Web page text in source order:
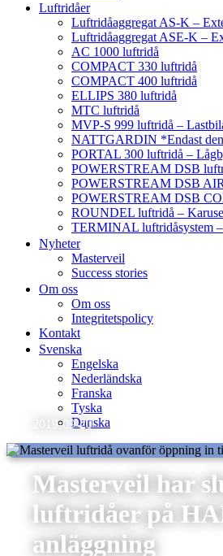
Luftridåer
Luftridåaggregat AS-K –
Luftridåaggregat ASE-K –
AC 1000 luftridå
COMPACT 330 luftridå
COMPACT 400 luftridå
ELLIPS 380 luftridå
MTC luftridå
MVP-S 999 luftridå –
NATTGARDIN *Endast den
PORTAL 300 luftridå –
POWERSTREAM DSB
POWERSTREAM DSB
POWERSTREAM DSB
ROUNDEL luftridå –
TERMINAL luftridåsystem
Nyheter
Masterveil
Success stories
Om oss
Om oss
Integritetspolicy
Kontakt
Svenska
Engelska
Nederländska
Franska
Tyska
Danska
Masterveil har
luftridåer på
anläggning
2019-09-20